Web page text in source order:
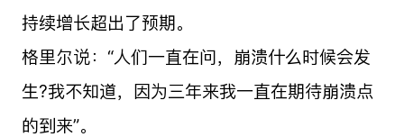
持续增长超出了预期。
格里尔说：“人们一直在问，崩溃什么时候会发
生?我不知道，因为三年来我一直在期待崩溃点
的到来”。